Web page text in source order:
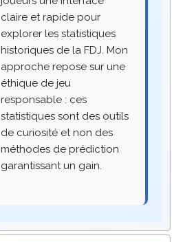
claire et rapide pour
explorer les statistiques
historiques de la FDJ. Mon
approche repose sur une
éthique de jeu
responsable : ces
statistiques sont des outils
de curiosité et non des
méthodes de prédiction
garantissant un gain.